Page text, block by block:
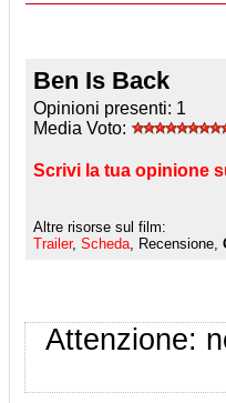
Ben Is Back
Opinioni presenti: 1
Media Voto:
Scrivi la tua opinione
Altre risorse sul film:
Trailer, Scheda , Recensione,
Attenzione: